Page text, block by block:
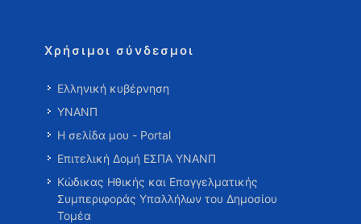
Χρήσιμοι σύνδεσμοι
Ελληνική κυβέρνηση
ΥΝΑΝΠ
Η σελίδα μου - Portal
Επιτελική Δομή ΕΣΠΑ ΥΝΑΝΠ
Κώδικας Ηθικής και Επαγγελματικής
Συμπεριφοράς Υπαλλήλων του Δημοσίου
Τομέα